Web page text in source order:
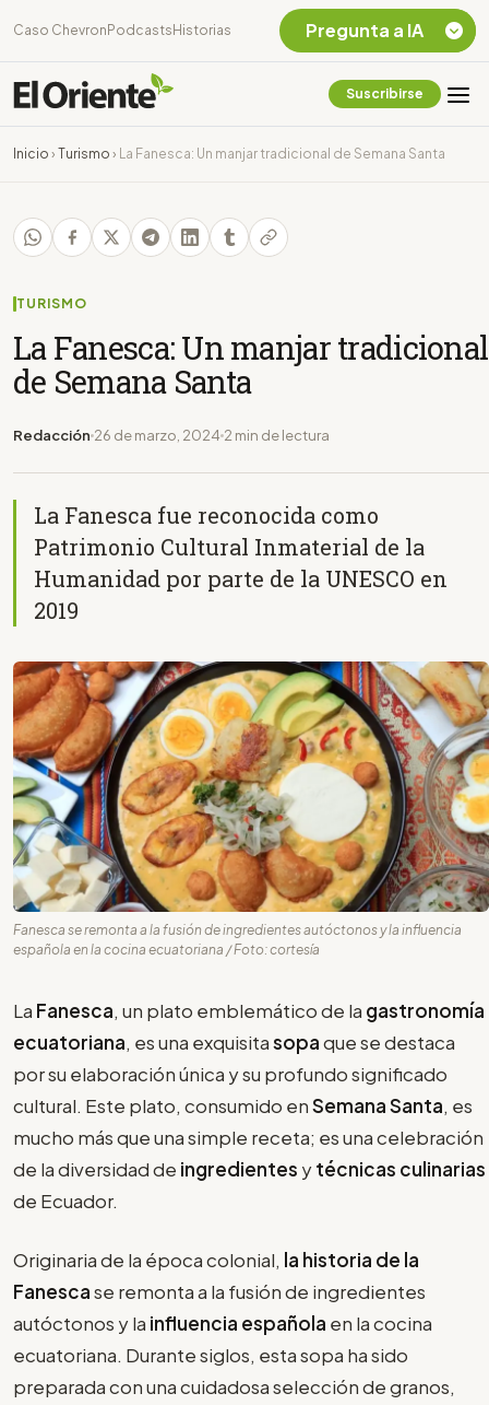
Caso Chevron Podcasts Historias
Suscribirse
Inicio › Turismo › La Fanesca: Un manjar tradicional de Semana Santa
TURISMO
La Fanesca: Un manjar tradicional
de Semana Santa
Redacción 26 de marzo, 2024 2 min de lectura
La Fanesca fue reconocida como
Patrimonio Cultural Inmaterial de la
Humanidad por parte de la UNESCO en
2019
Fanesca se remonta a la fusión de ingredientes autóctonos y la influencia
española en la cocina ecuatoriana / Foto: cortesía
La Fanesca, un plato emblemático de la gastronomía
ecuatoriana, es una exquisitasopaque se destaca
por su elaboración única y su profundo significado
cultural. Este plato, consumido enSemana Santa, es
mucho más que una simple receta; es una celebración
de la diversidad de ingredientes ytécnicas culinarias
de Ecuador.
Originaria de la época colonial, la historia de la
Fanescase remonta a la fusión de ingredientes
autóctonos y la influencia española en la cocina
ecuatoriana. Durante siglos, esta sopa ha sido
preparada con una cuidadosa selección de granos,
Pregunta a IA
Chevron Ecuador